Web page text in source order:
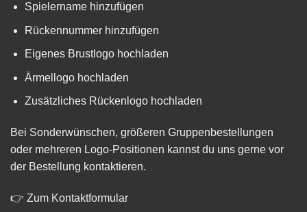
Spielername hinzufügen
Rückennummer hinzufügen
Eigenes Brustlogo hochladen
Ärmellogo hochladen
Zusätzliches Rückenlogo hochladen
Bei Sonderwünschen, größeren Gruppenbestellungen
oder mehreren Logo-Positionen kannst du uns gerne vor
der Bestellung kontaktieren.
👉 Zum Kontaktformular